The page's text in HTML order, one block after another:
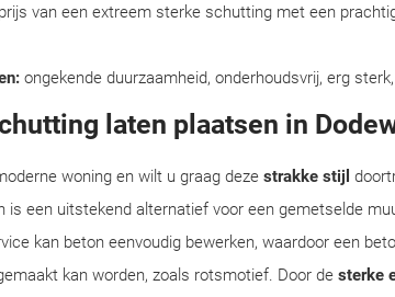
van een extreem sterke schutting met een
ongekende duurzaamheid, onderhoudsvrij, erg
laten plaatsen in
woning en wilt u graag deze strakke stijl
is een uitstekend alternatief voor een gemetselde
kan beton eenvoudig bewerken, waardoor een
kan worden, zoals rotsmotief. Door de sterke